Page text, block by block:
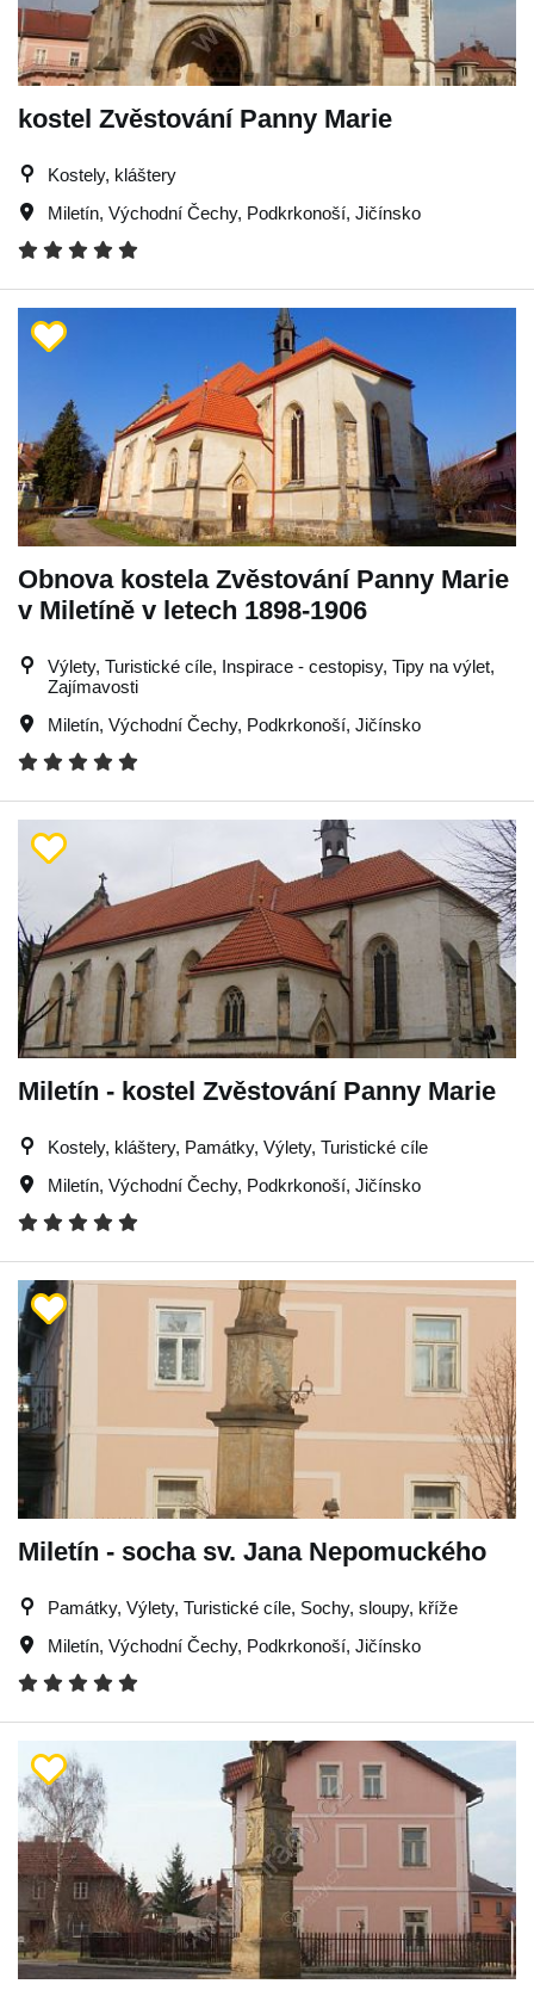
kostel Zvěstování Panny Marie
Kostely, kláštery
Miletín, Východní Čechy, Podkrkonoší, Jičínsko
Obnova kostela Zvěstování Panny Marie
v Miletíně v letech 1898-1906
Výlety, Turistické cíle, Inspirace - cestopisy, Tipy na výlet,
Zajímavosti
Miletín, Východní Čechy, Podkrkonoší, Jičínsko
Miletín - kostel Zvěstování Panny Marie
Kostely, kláštery, Památky, Výlety, Turistické cíle
Miletín, Východní Čechy, Podkrkonoší, Jičínsko
Miletín - socha sv. Jana Nepomuckého
Památky, Výlety, Turistické cíle, Sochy, sloupy, kříže
Miletín, Východní Čechy, Podkrkonoší, Jičínsko